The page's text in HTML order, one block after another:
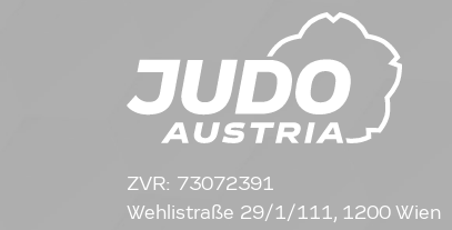
ZVR: 73072391
Wehlistraße 29/1/111, 1200 Wien